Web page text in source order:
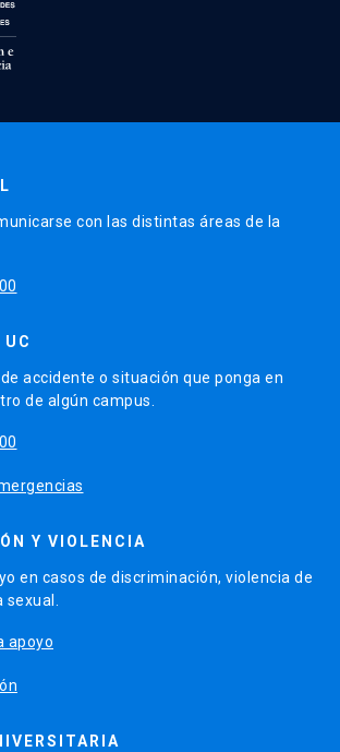
con las distintas áreas de la
UC
accidente o situación que ponga en
de algún campus.
Y VIOLENCIA
en casos de discriminación, violencia de
sexual.
apoyo